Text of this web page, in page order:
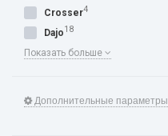
Crosser4
Dajo18
Показать больше
Дополнительные параметры